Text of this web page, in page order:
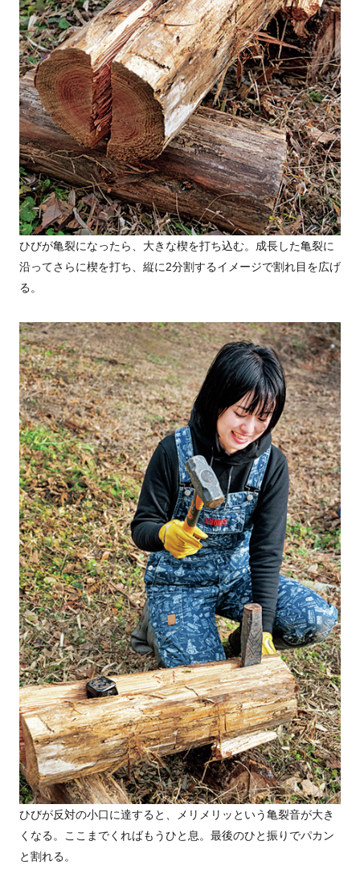
ひびが亀裂になったら、大きな楔を打ち込む。成長した亀裂に
沿ってさらに楔を打ち、縦に2分割するイメージで割れ目を広げ
る。
ひびが反対の小口に達すると、メリメリッという亀裂音が大き
くなる。ここまでくればもうひと息。最後のひと振りでパカン
と割れる。